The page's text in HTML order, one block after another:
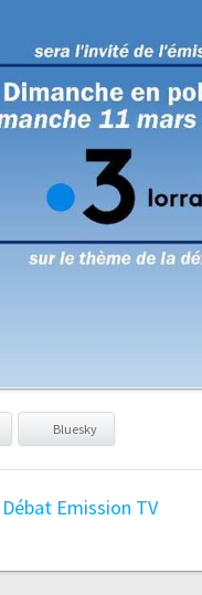
Bluesky
Débat Emission TV